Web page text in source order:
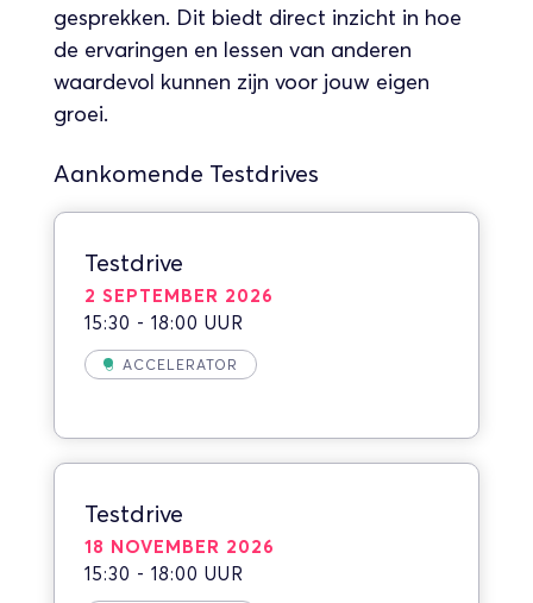
gesprekken. Dit biedt direct inzicht in hoe
de ervaringen en lessen van anderen
waardevol kunnen zijn voor jouw eigen
groei.
Aankomende Testdrives
Testdrive
2 SEPTEMBER 2026
15:30 - 18:00 UUR
ACCELERATOR
Testdrive
18 NOVEMBER 2026
15:30 - 18:00 UUR